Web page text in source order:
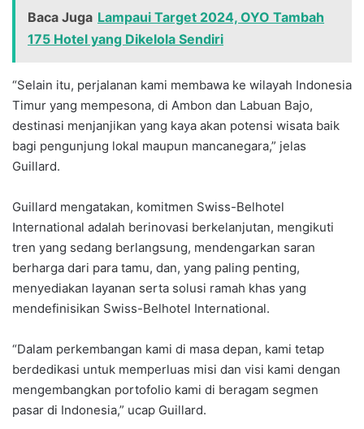
Baca Juga Lampaui Target 2024, OYO Tambah
175 Hotel yang Dikelola Sendiri
“Selain itu, perjalanan kami membawa ke wilayah Indonesia
Timur yang mempesona, di Ambon dan Labuan Bajo,
destinasi menjanjikan yang kaya akan potensi wisata baik
bagi pengunjung lokal maupun mancanegara,” jelas
Guillard.
Guillard mengatakan, komitmen Swiss-Belhotel
International adalah berinovasi berkelanjutan, mengikuti
tren yang sedang berlangsung, mendengarkan saran
berharga dari para tamu, dan, yang paling penting,
menyediakan layanan serta solusi ramah khas yang
mendefinisikan Swiss-Belhotel International.
“Dalam perkembangan kami di masa depan, kami tetap
berdedikasi untuk memperluas misi dan visi kami dengan
mengembangkan portofolio kami di beragam segmen
pasar di Indonesia,” ucap Guillard.